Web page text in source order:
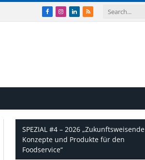
Facebook
Instagram
LinkedIn
RSS
SPEZIAL #4 – 2026 „Zukunftsweisende
Konzepte und Produkte für den
Foodservice“